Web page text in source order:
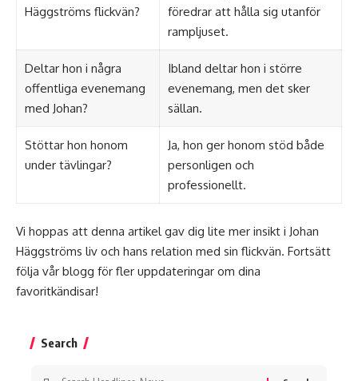
Häggströms flickvän?
föredrar att hålla sig utanför
rampljuset.
Deltar hon i några
offentliga evenemang
med Johan?
Ibland deltar hon i större
evenemang, men det sker
sällan.
Stöttar hon honom
under tävlingar?
Ja, hon ger honom stöd både
personligen och
professionellt.
Vi hoppas att denna artikel gav dig lite mer insikt i Johan
Häggströms liv och hans relation med sin flickvän. Fortsätt
följa vår blogg för fler uppdateringar om dina
favoritkändisar!
Search
Search